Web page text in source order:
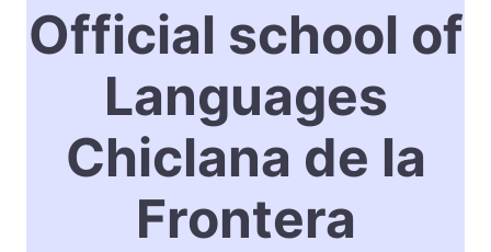
Official school of
Languages
Chiclana de la
Frontera